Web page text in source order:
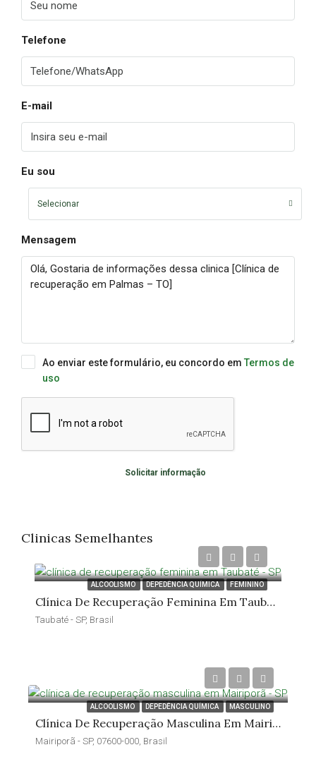
Telefone
E-mail
Eu sou
Selecionar
Mensagem
Ao enviar este formulário, eu concordo em Termos de
uso
Solicitar informação
Clinicas Semelhantes
ALCOOLISMO DEPEDÊNCIA QUÍMICA FEMININO
Clínica De Recuperação Feminina Em Taubaté – SP
Taubaté - SP, Brasil
ALCOOLISMO DEPEDÊNCIA QUÍMICA MASCULINO
Clínica De Recuperação Masculina Em Mairiporã – SP
Mairiporã - SP, 07600-000, Brasil